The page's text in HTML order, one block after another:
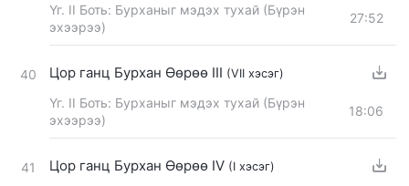
Үг. II Боть: Бурханыг мэдэх тухай (Бүрэн
эхээрээ)
27:52
40 Цор ганц Бурхан Өөрөө III (VII хэсэг)
Үг. II Боть: Бурханыг мэдэх тухай (Бүрэн
эхээрээ)
18:06
41 Цор ганц Бурхан Өөрөө IV (I хэсэг)